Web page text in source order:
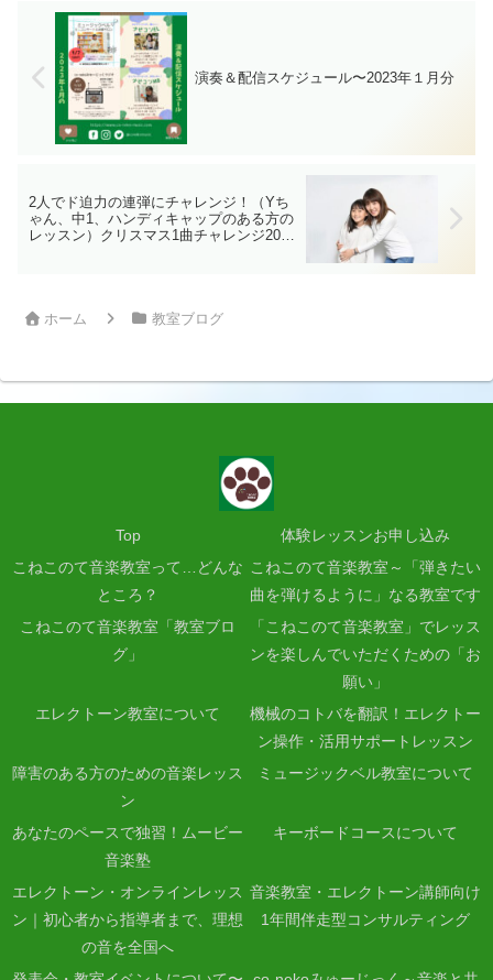
演奏＆配信スケジュール〜2023年１月分
2人でド迫力の連弾にチャレンジ！（Yち
ゃん、中1、ハンディキャップのある方の
レッスン）クリスマス1曲チャレンジ2022
ホーム 教室ブログ
Top
体験レッスンお申し込み
こねこのて音楽教室って…どんな
ところ？
こねこのて音楽教室～「弾きたい
曲を弾けるように」なる教室です
こねこのて音楽教室「教室ブロ
グ」
「こねこのて音楽教室」でレッス
ンを楽しんでいただくための「お
願い」
エレクトーン教室について
機械のコトバを翻訳！エレクトー
ン操作・活用サポートレッスン
障害のある方のための音楽レッス
ン
ミュージックベル教室について
あなたのペースで独習！ムービー
音楽塾
キーボードコースについて
エレクトーン・オンラインレッス
ン｜初心者から指導者まで、理想
の音を全国へ
音楽教室・エレクトーン講師向け
1年間伴走型コンサルティング